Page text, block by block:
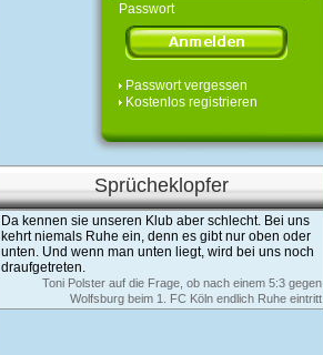
Passwort
Passwort vergessen
Kostenlos registrieren
Sprücheklopfer
Da kennen sie unseren Klub aber schlecht. Bei uns
kehrt niemals Ruhe ein, denn es gibt nur oben oder
unten. Und wenn man unten liegt, wird bei uns noch
draufgetreten.
Toni Polster auf die Frage, ob nach einem 5:3 gegen
Wolfsburg beim 1. FC Köln endlich Ruhe eintritt